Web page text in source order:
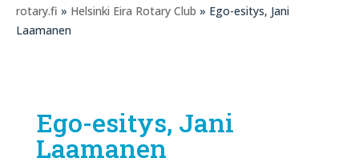
rotary.fi » Helsinki Eira Rotary Club » Ego-esitys, Jani
Laamanen
Ego-esitys, Jani
Laamanen